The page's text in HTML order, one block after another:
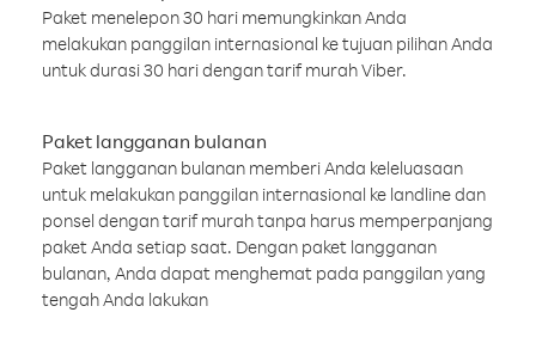
Paket menelepon 30 hari memungkinkan Anda
melakukan panggilan internasional ke tujuan pilihan Anda
untuk durasi 30 hari dengan tarif murah Viber.
Paket langganan bulanan
Paket langganan bulanan memberi Anda keleluasaan
untuk melakukan panggilan internasional ke landline dan
ponsel dengan tarif murah tanpa harus memperpanjang
paket Anda setiap saat. Dengan paket langganan
bulanan, Anda dapat menghemat pada panggilan yang
tengah Anda lakukan